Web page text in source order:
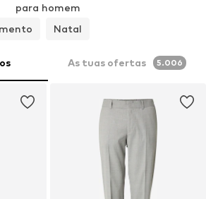
para homem
Natal
As tuas ofertas 5.006